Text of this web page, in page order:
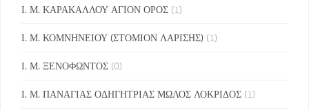
Ι. Μ. ΚΑΡΑΚΑΛΛΟΥ ΑΓΙΟΝ ΟΡΟΣ (1)
Ι. Μ. ΚΟΜΝΗΝΕΙΟΥ (ΣΤΟΜΙΟΝ ΛΑΡΙΣΗΣ) (1)
Ι. Μ. ΞΕΝΟΦΩΝΤΟΣ (0)
Ι. Μ. ΠΑΝΑΓΙΑΣ ΟΔΗΓΗΤΡΙΑΣ ΜΩΛΟΣ ΛΟΚΡΙΔΟΣ (1)